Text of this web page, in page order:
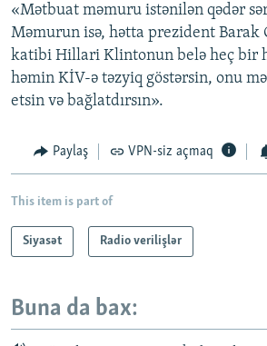
«Mətbuat məmuru istənilən qədər
Məmurun isə, hətta prezident Barak
katibi Hillari Klintonun belə heç bir
həmin KİV-ə təzyiq göstərsin, onu
etsin və bağlatdırsın».
Paylaş VPN-siz açmaq
This item is part of
Siyasət Radio verilişlər
Buna da bax: